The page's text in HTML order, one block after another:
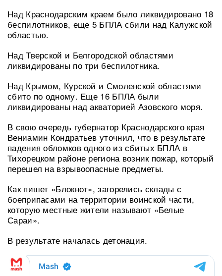
Над Краснодарским краем было ликвидировано 18
беспилотников, еще 5 БПЛА сбили над Калужской
областью.
Над Тверской и Белгородской областями
ликвидированы по три беспилотника.
Над Крымом, Курской и Смоленской областями
сбито по одному. Еще 16 БПЛА были
ликвидированы над акваторией Азовского моря.
В свою очередь губернатор Краснодарского края
Вениамин Кондратьев уточнил, что в результате
падения обломков одного из сбитых БПЛА в
Тихорецком районе региона возник пожар, который
перешел на взрывоопасные предметы.
Как пишет «Блокнот», загорелись склады с
боеприпасами на территории воинской части,
которую местные жители называют «Белые
Сараи».
В результате началась детонация.